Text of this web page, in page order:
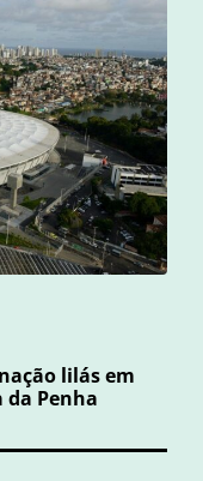
lilás em
da Penha